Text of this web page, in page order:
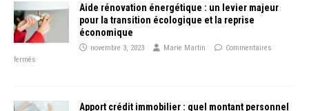
Aide rénovation énergétique : un levier majeur
pour la transition écologique et la reprise
économique
novembre 3, 2023 Marie Martin
Commentaires
fermés
Apport crédit immobilier : quel montant personnel